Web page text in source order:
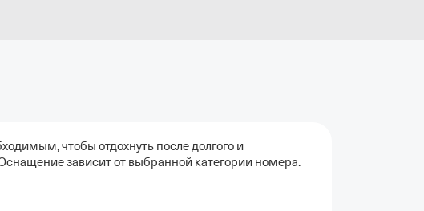
чтобы отдохнуть после долгого и
зависит от выбранной категории номера.